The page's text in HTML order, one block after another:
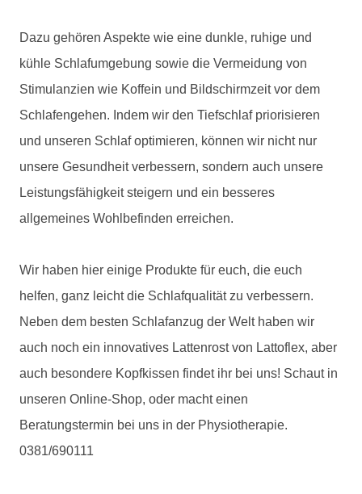
Dazu gehören Aspekte wie eine dunkle, ruhige und
kühle Schlafumgebung sowie die Vermeidung von
Stimulanzien wie Koffein und Bildschirmzeit vor dem
Schlafengehen. Indem wir den Tiefschlaf priorisieren
und unseren Schlaf optimieren, können wir nicht nur
unsere Gesundheit verbessern, sondern auch unsere
Leistungsfähigkeit steigern und ein besseres
allgemeines Wohlbefinden erreichen.
Wir haben hier einige Produkte für euch, die euch
helfen, ganz leicht die Schlafqualität zu verbessern.
Neben dem besten Schlafanzug der Welt haben wir
auch noch ein innovatives Lattenrost von Lattoflex, aber
auch besondere Kopfkissen findet ihr bei uns! Schaut in
unseren Online-Shop, oder macht einen
Beratungstermin bei uns in der Physiotherapie.
0381/690111